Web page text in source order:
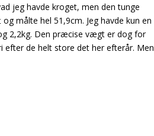
jeg havde kroget, men den tunge
målte hel 51,9cm. Jeg havde kun en
2,2kg. Den præcise vægt er dog for
efter de helt store det her efterår. Men